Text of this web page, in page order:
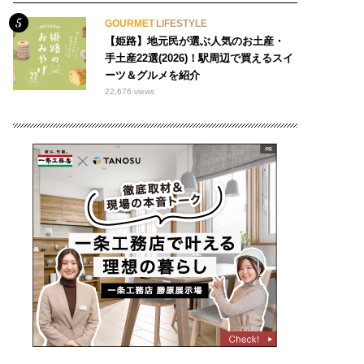
GOURMET LIFESTYLE
【姫路】地元民が選ぶ人気のお土産・
手土産22選(2026)！駅周辺で買えるスイ
ーツ＆グルメを紹介
22,676 views